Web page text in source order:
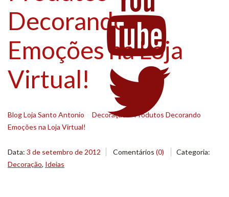
Decorando
Emoções na Loja
Virtual!
Blog Loja Santo Antonio Decoração
Produtos Decorando
Emoções na Loja Virtual!
Data: 3 de setembro de 2012 Comentários (0)
Categoria:
Decoração, Ideias